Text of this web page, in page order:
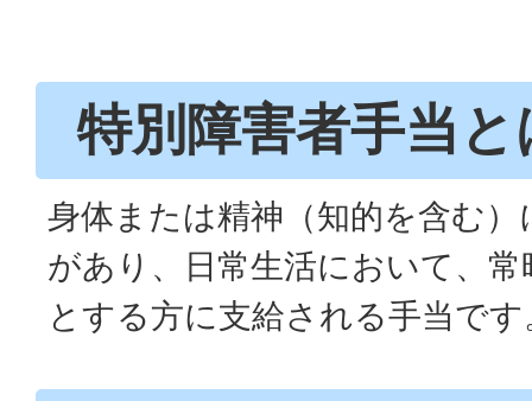
特別障害者手当と
身体または精神（知的を含む
があり、日常生活において、
とする方に支給される手当です